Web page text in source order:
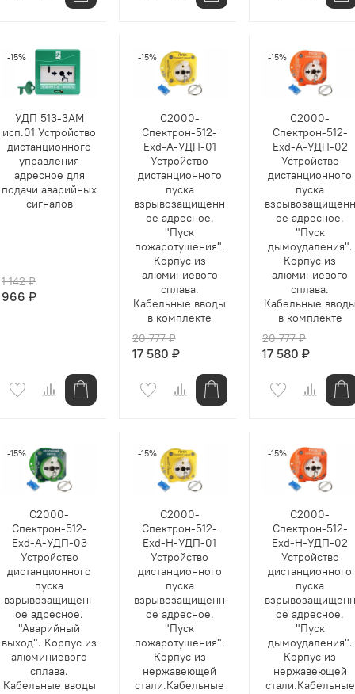
-15%
УДП 513-3АМ
исп.01 Устройство
дистанционного
управления
адресное для
подачи аварийных
сигналов
1 142 ₽
966 ₽
-15%
С2000-
Спектрон-512-
Exd-А-УДП-01
Устройство
дистанционного
пуска
взрывозащищенн
ое адресное.
"Пуск
пожаротушения".
Корпус из
алюминиевого
сплава.
Кабельные вводы
в комплекте
20 777 ₽
17 580 ₽
-15%
С2000-
Спектрон-512-
Exd-А-УДП-02
Устройство
дистанционного
пуска
взрывозащищенн
ое адресное.
"Пуск
дымоудаления".
Корпус из
алюминиевого
сплава.
Кабельные
в комплекте
20 777 ₽
17 580 ₽
-15%
С2000-
Спектрон-512-
Exd-А-УДП-03
Устройство
дистанционного
пуска
взрывозащищенн
ое адресное.
"Аварийный
выход". Корпус из
алюминиевого
сплава.
Кабельные вводы
-15%
С2000-
Спектрон-512-
Exd-Н-УДП-01
Устройство
дистанционного
пуска
взрывозащищенн
ое адресное.
"Пуск
пожаротушения".
Корпус из
нержавеющей
стали.Кабельные
-15%
С2000-
Спектрон-512-
Exd-Н-УДП-02
Устройство
дистанционного
пуска
взрывозащищенн
ое адресное.
"Пуск
дымоудаления".
Корпус из
нержавеющей
стали.Кабельные